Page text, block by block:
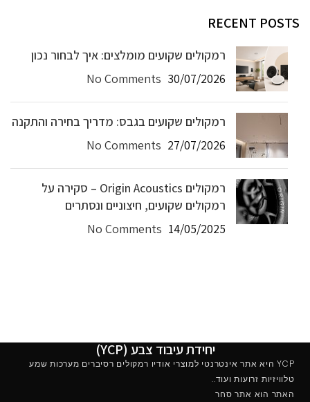
RECENT POSTS
רמקולים שקועים מומלצים: איך לבחור נכון
30/07/2026
No Comments
רמקולים שקועים בגבס: מדריך בחירה והתקנה
27/07/2026
No Comments
רמקולים Origin Acoustics – סקירה על
רמקולים שקועים, חיצוניים ונסתרים
14/05/2025
No Comments
יחידת עיבוד צבע (YCP)
YCP היא אתר אינטרנטי למוצרי אודיו רמקולים רסיברים מערכות שמע
טלוויזיות זרועות ועוד..
האתר הוא אתר סחר